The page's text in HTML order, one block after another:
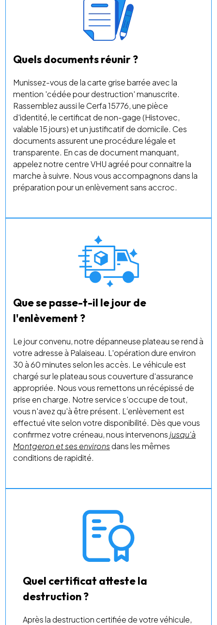
Quels documents réunir ?
Munissez-vous de la carte grise barrée avec la
mention 'cédée pour destruction' manuscrite.
Rassemblez aussi le Cerfa 15776, une pièce
d'identité, le certificat de non-gage (Histovec,
valable 15 jours) et un justificatif de domicile. Ces
documents assurent une procédure légale et
transparente. En cas de document manquant,
appelez notre centre VHU agréé pour connaitre la
marche à suivre. Nous vous accompagnons dans la
préparation pour un enlèvement sans accroc.
Que se passe-t-il le jour de
l'enlèvement ?
Le jour convenu, notre dépanneuse plateau se rend à
votre adresse à Palaiseau. L'opération dure environ
30 à 60 minutes selon les accès. Le véhicule est
chargé sur le plateau sous couverture d'assurance
appropriée. Nous vous remettons un récépissé de
prise en charge. Notre service s'occupe de tout,
vous n'avez qu'à être présent. L'enlèvement est
effectué vite selon votre disponibilité. Dès que vous
confirmez votre créneau, nous intervenonsjusqu'à
Montgeron et ses environs dans les mêmes
conditions de rapidité.
Quel certificat atteste la
destruction ?
Après la destruction certifiée de votre véhicule,